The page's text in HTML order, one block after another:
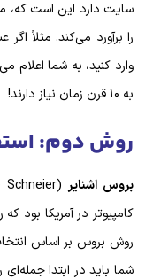
سایت دارد این است که،
وارد کنید، به شما اعلام
به ۱۰ قرن زمان نیاز دارند!
روش دوم:
بروس اشنایر
کامپیوتر در آمریکا بود
روش بروس بر اساس
شما باید در ابتدا جمله‌ای